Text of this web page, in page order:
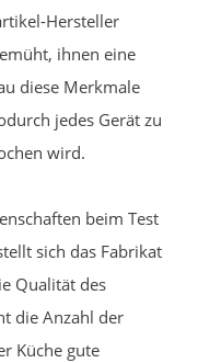
Hersteller
ihnen eine
diese Merkmale
jedes Gerät zu
wird.
beim Test
sich das Fabrikat
Qualität des
die Anzahl der
Küche gute